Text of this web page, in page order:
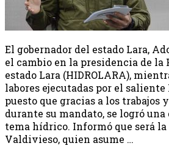
El gobernador del estado Lara,
el cambio en la presidencia de la
estado Lara (HIDROLARA),
labores ejecutadas por el
puesto que gracias a los trabajos
durante su mandato, se logró
tema hídrico. Informó que será
Valdivieso, quien asume …